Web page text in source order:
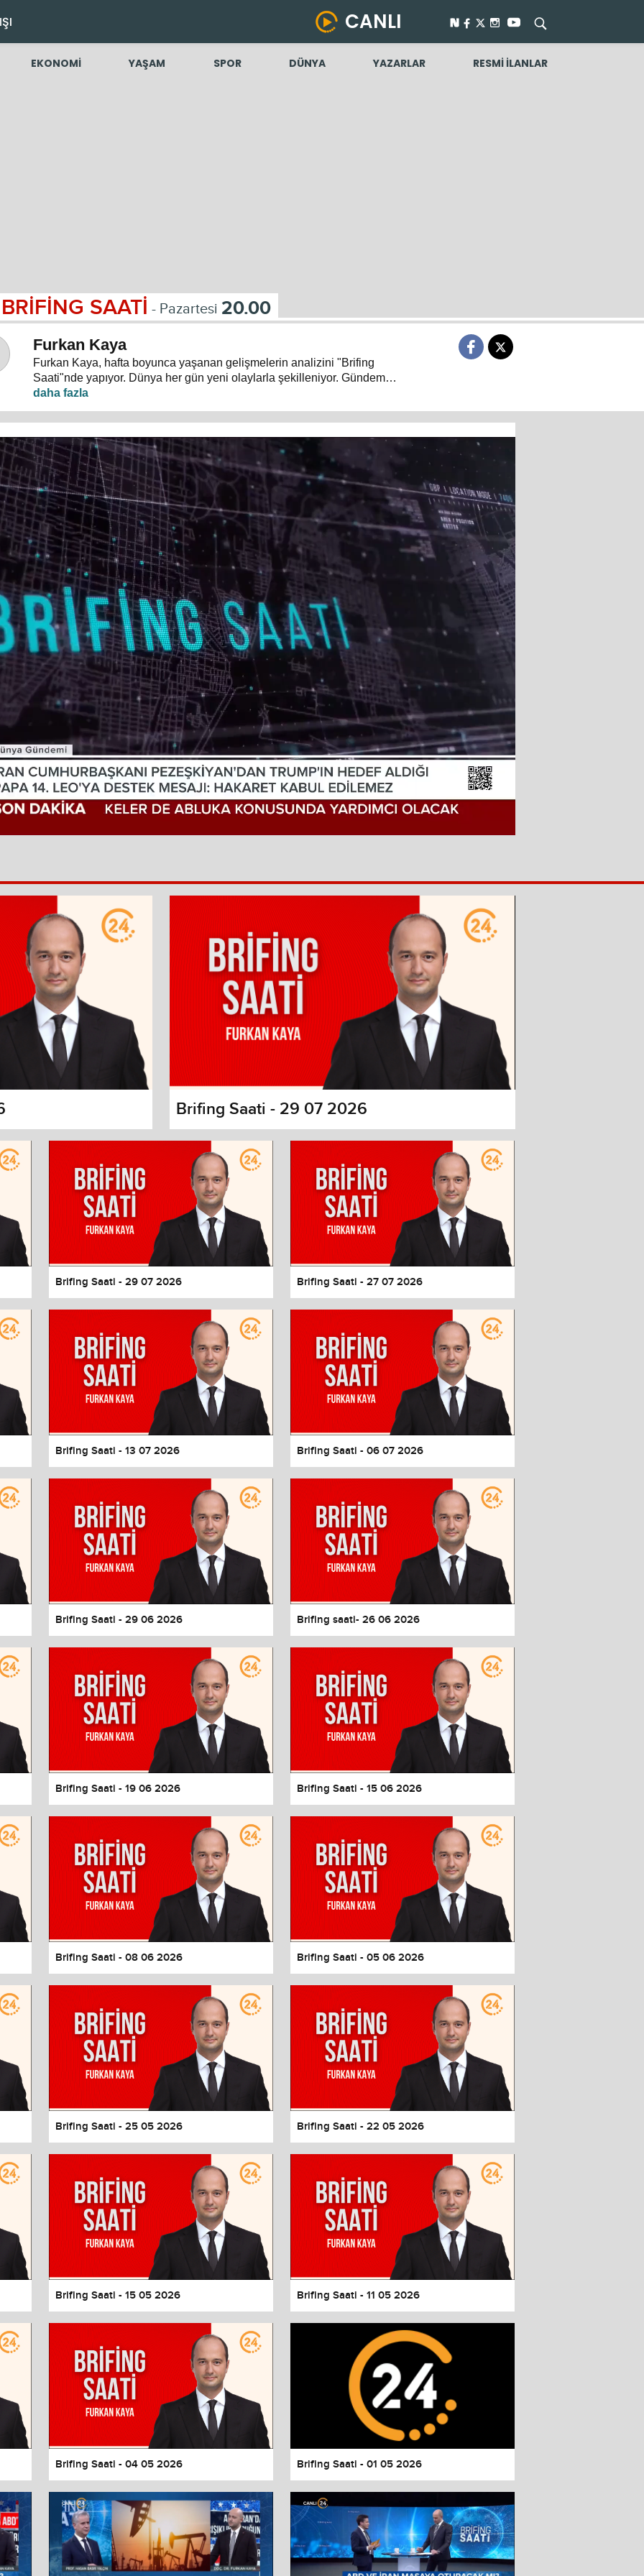
CANLI
EKONOMİ YAŞAM SPOR DÜNYA YAZARLAR RESMİ İLANLAR
BRİFİNG SAATİ - Pazartesi 20.00
Furkan Kaya
Furkan Kaya, hafta boyunca yaşanan gelişmelerin analizini "Brifing
Saati"nde yapıyor. Dünya her gün yeni olaylarla şekilleniyor. Gündem
yoğun, akış hızlı... Siyasi gelişmeler, dış politika, uluslararası güvenlik,
"Nasıl?" sorularının cevapları "Brifing Saati"nde aranıyor. Brifing Saati,
Pazartesi günü 20.00’de 24 TV ekranlarından izleyicileriyle buluşuyor…
dialog
and close the window.
Done
Brifing Saati - 29 07 2026
Brifing Saati - 29 07 2026 Brifing Saati - 27 07 2026
Brifing Saati - 13 07 2026 Brifing Saati - 06 07 2026
Brifing Saati - 29 06 2026 Brifing saati- 26 06 2026
Brifing Saati - 19 06 2026 Brifing Saati - 15 06 2026
Brifing Saati - 08 06 2026 Brifing Saati - 05 06 2026
Brifing Saati - 25 05 2026 Brifing Saati - 22 05 2026
Brifing Saati - 15 05 2026 Brifing Saati - 11 05 2026
Brifing Saati - 04 05 2026 Brifing Saati - 01 05 2026